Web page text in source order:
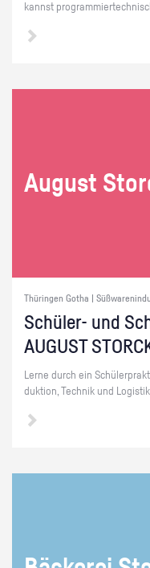
kannst
Au­gust
Thüringen Gotha |
Schü­ler- und
AU­GUST
Lerne durch ein
duk­ti­on, Tech­nik und